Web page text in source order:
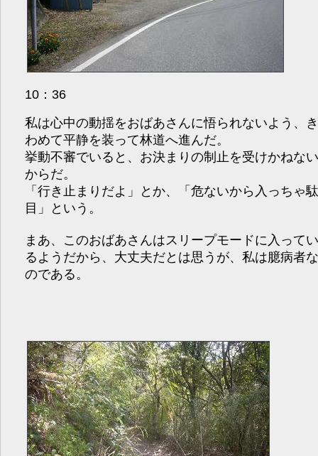
10：36
私は心中の動揺をおばあさんに悟られないよう、
わめて平静を装って林道へ進んだ。
挙動不審でいると、お決まりの制止を受けかねな
からだ。
「行き止まりだよ」とか、「危ないから入っちゃ
目」という。
まあ、このおばあさんはスリープモードに入って
るようだから、大丈夫だとは思うが、私は臆病者
のである。